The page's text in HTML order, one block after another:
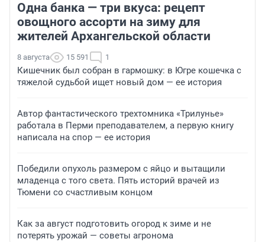
Одна банка — три вкуса: рецепт
овощного ассорти на зиму для
жителей Архангельской области
8 августа 15 591 1
Кишечник был собран в гармошку: в Югре кошечка с
тяжелой судьбой ищет новый дом — ее история
Автор фантастического трехтомника «Трилунье»
работала в Перми преподавателем, а первую книгу
написала на спор — ее история
Победили опухоль размером с яйцо и вытащили
младенца с того света. Пять историй врачей из
Тюмени со счастливым концом
Как за август подготовить огород к зиме и не
потерять урожай — советы агронома